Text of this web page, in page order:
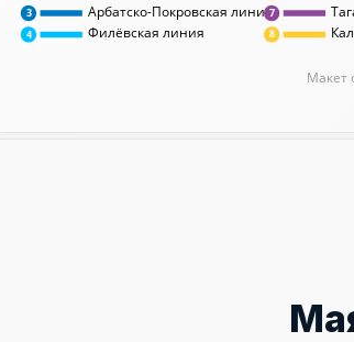
Арбатско-Покровская линия
Филёвская линия
Макет
3
8
7
4